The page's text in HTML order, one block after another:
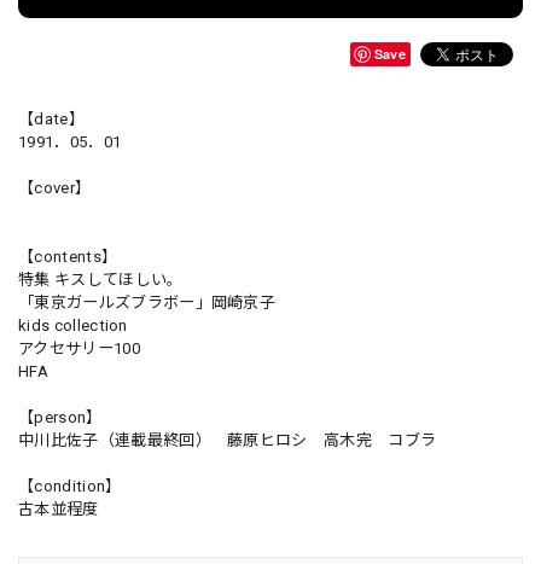
Save
【date】
1991．05．01
【cover】
【contents】
特集 キスしてほしい。
「東京ガールズブラボー」岡崎京子
kids collection
アクセサリー100
HFA
【person】
中川比佐子（連載最終回） 藤原ヒロシ 高木完 コブラ
【condition】
古本並程度